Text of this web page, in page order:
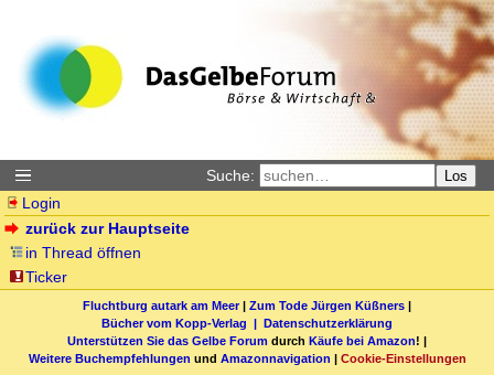
Suche: Los
Login
zurück zur Hauptseite
in Thread öffnen
Ticker
Fluchtburg autark am Meer| Zum Tode Jürgen Küßners |
Bücher vom Kopp-Verlag | Datenschutzerklärung
Unterstützen Sie das Gelbe Forum durch Käufe bei Amazon! |
Weitere Buchempfehlungen und Amazonnavigation | Cookie-Einstellungen